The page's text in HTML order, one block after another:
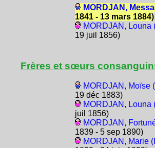
MORDJAN,
1841 - 13 mars 1884)
MORDJAN, Louna
19 juil 1856)
Frères et sœurs
MORDJAN, Moïse
19 déc 1883)
MORDJAN, Louna
juil 1856)
MORDJAN,
1839 - 5 sep 1890)
MORDJAN, Marie